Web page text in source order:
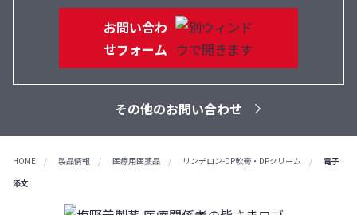
お問い合わ
せフォーム
その他のお問い合わせ
HOME 製品情報 医療用医薬品 リンデロン-DP軟膏・DPクリーム
電子
添文